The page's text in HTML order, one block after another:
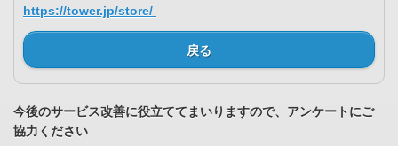
https://tower.jp/store/
戻る
今後のサービス改善に役立ててまいりますので、アンケートにご
協力ください